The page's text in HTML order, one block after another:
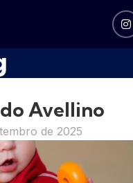
Avellino
de 2025